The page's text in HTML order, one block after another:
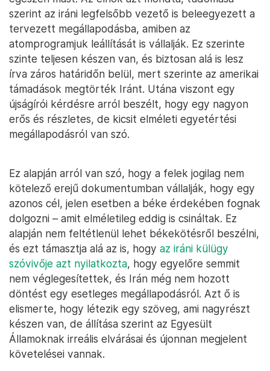
szerint az iráni legfelsőbb vezető is beleegyezett a
tervezett megállapodásba, amiben az
atomprogramjuk leállítását is vállalják. Ez szerinte
szinte teljesen készen van, és biztosan alá is lesz
írva záros határidőn belül, mert szerinte az amerikai
támadások megtörték Iránt. Utána viszont egy
újságírói kérdésre arról beszélt, hogy egy nagyon
erős és részletes, de kicsit elméleti egyetértési
megállapodásról van szó.
Ez alapján arról van szó, hogy a felek jogilag nem
kötelező erejű dokumentumban vállalják, hogy egy
azonos cél, jelen esetben a béke érdekében fognak
dolgozni – amit elméletileg eddig is csináltak. Ez
alapján nem feltétlenül lehet békekötésről beszélni,
és ezt támasztja alá az is, hogy az iráni külügy
szóvivője azt nyilatkozta, hogy egyelőre semmit
nem véglegesítettek, és Irán még nem hozott
döntést egy esetleges megállapodásról. Azt ő is
elismerte, hogy létezik egy szöveg, ami nagyrészt
készen van, de állítása szerint az Egyesült
Államoknak irreális elvárásai és újonnan megjelent
követelései vannak.